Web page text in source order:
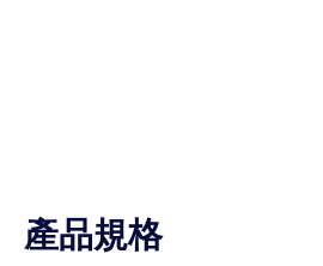
產品規格